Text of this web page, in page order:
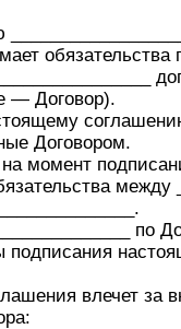
— Договор).
Договором.
момент
между
по
подписания
влечет за